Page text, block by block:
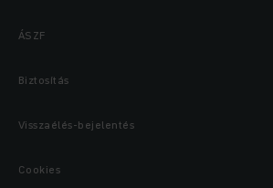
ÁSZF
Biztosítás
Visszaélés-bejelentés
Cookies